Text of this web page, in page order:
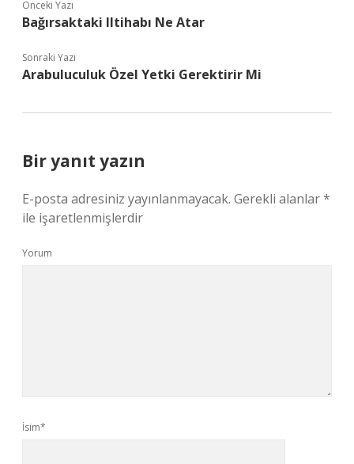
Önceki Yazı
Bağırsaktaki Iltihabı Ne Atar
Sonraki Yazı
Arabuluculuk Özel Yetki Gerektirir Mi
Bir yanıt yazın
E-posta adresiniz yayınlanmayacak. Gerekli alanlar*
ile işaretlenmişlerdir
Yorum
İsim*